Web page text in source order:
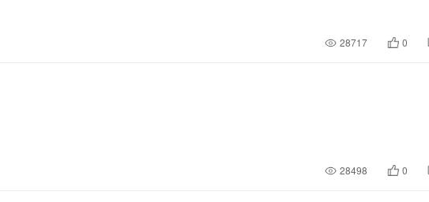
28717 0
28498 0